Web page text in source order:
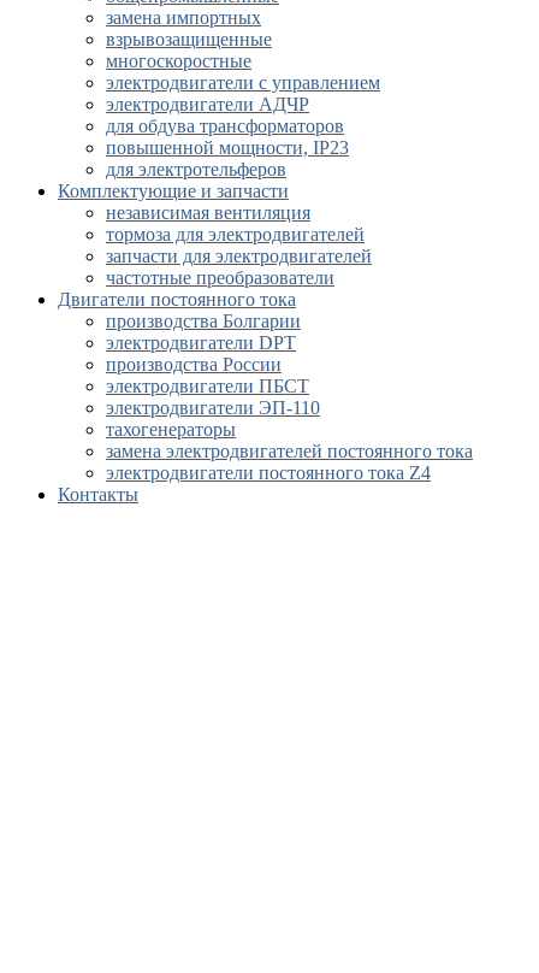
замена импортных
взрывозащищенные
многоскоростные
электродвигатели с управлением
электродвигатели АДЧР
для обдува трансформаторов
повышенной мощности, IP23
для электротельферов
Комплектующие и запчасти
независимая вентиляция
тормоза для электродвигателей
запчасти для электродвигателей
частотные преобразователи
Двигатели постоянного тока
производства Болгарии
электродвигатели DPT
производства России
электродвигатели ПБСТ
электродвигатели ЭП-110
тахогенераторы
замена электродвигателей постоянного тока
электродвигатели постоянного тока Z4
Контакты